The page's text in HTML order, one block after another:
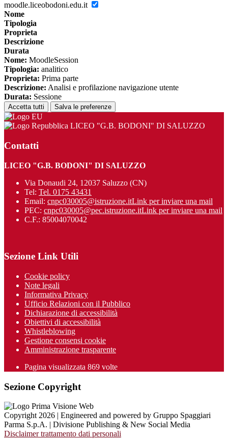
moodle.liceobodoni.edu.it
Nome
Tipologia
Proprieta
Descrizione
Durata
Nome: MoodleSession
Tipologia: analitico
Proprieta: Prima parte
Descrizione: Analisi e profilazione navigazione utente
Durata: Sessione
Accetta tutti Salva le preferenze
LICEO "G.B. BODONI" DI SALUZZO
Contatti
LICEO "G.B. BODONI" DI SALUZZO
Via Donaudi 24, 12037 Saluzzo (CN)
Tel: Tel. 0175 43431
Email: cnpc030005@istruzione.itLink per inviare una mail
PEC: cnpc030005@pec.istruzione.itLink per inviare una mail
C.F.: 85004070042
Sezione Link Utili
Cookie policy
Note legali
Informativa Privacy
Ufficio Relazioni con il Pubblico
Dichiarazione di accessibilità
Obiettivi di accessibilità
Whistleblowing
Gestione consensi cookie
Amministrazione trasparente
Pagina visualizzata 869 volte
Sezione Copyright
Copyright 2026 | Engineered and powered by Gruppo Spaggiari
Parma S.p.A. | Divisione Publishing & New Social Media
Disclaimer trattamento dati personali